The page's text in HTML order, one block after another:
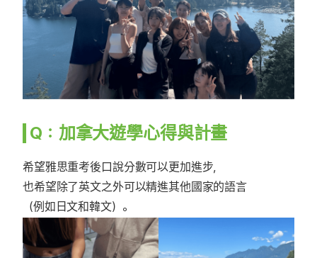
Q：加拿大遊學心得與計畫
希望雅思重考後口說分數可以更加進步，
也希望除了英文之外可以精進其他國家的語言
（例如日文和韓文）。